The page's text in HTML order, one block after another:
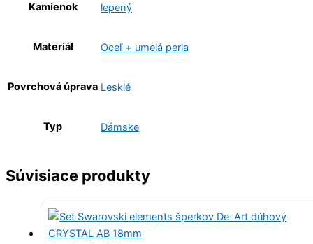
Kamienok lepený
Materiál Oceľ + umelá perla
Povrchová úprava Lesklé
Typ Dámske
Súvisiace produkty